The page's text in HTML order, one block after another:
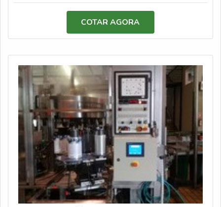
variados.O EQUIPAMENTO É MUITO VERSÁTILUm dos
principais benefícios da máquina de envase é a
capacidade de operar com uma célula de carga, que
garante alta precisão na distribuição dos compostos.
po
COTAR AGORA